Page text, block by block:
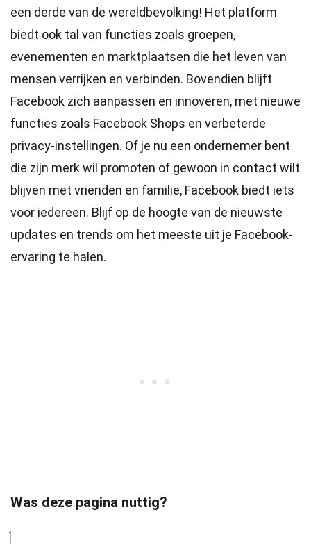
een derde van de wereldbevolking! Het platform
biedt ook tal van functies zoals groepen,
evenementen en marktplaatsen die het leven van
mensen verrijken en verbinden. Bovendien blijft
Facebook zich aanpassen en innoveren, met nieuwe
functies zoals Facebook Shops en verbeterde
privacy-instellingen. Of je nu een ondernemer bent
die zijn merk wil promoten of gewoon in contact wilt
blijven met vrienden en familie, Facebook biedt iets
voor iedereen. Blijf op de hoogte van de nieuwste
updates en trends om het meeste uit je Facebook-
ervaring te halen.
Was deze pagina nuttig?